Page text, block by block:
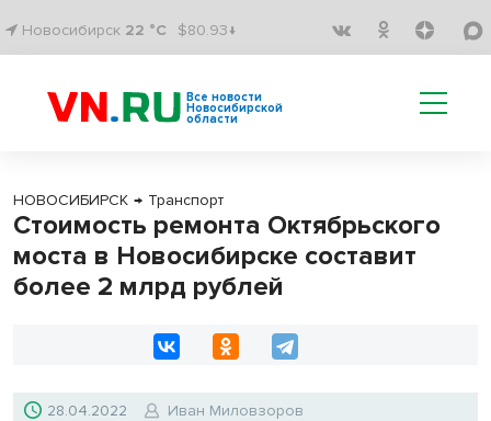
Новосибирск 22 °C $80.93↓
Все новости
Новосибирской
области
НОВОСИБИРСК → Транспорт
Стоимость ремонта Октябрьского
моста в Новосибирске составит
более 2 млрд рублей
28.04.2022 Иван Миловзоров